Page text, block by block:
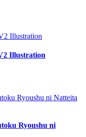
Illustration
Ryoushu ni